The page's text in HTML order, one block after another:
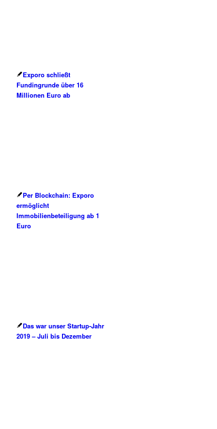
Exporo schließt
Fundingrunde über 16
Millionen Euro ab
Per Blockchain: Exporo
ermöglicht
Immobilienbeteiligung ab 1
Euro
Das war unser Startup-Jahr
2019 – Juli bis Dezember